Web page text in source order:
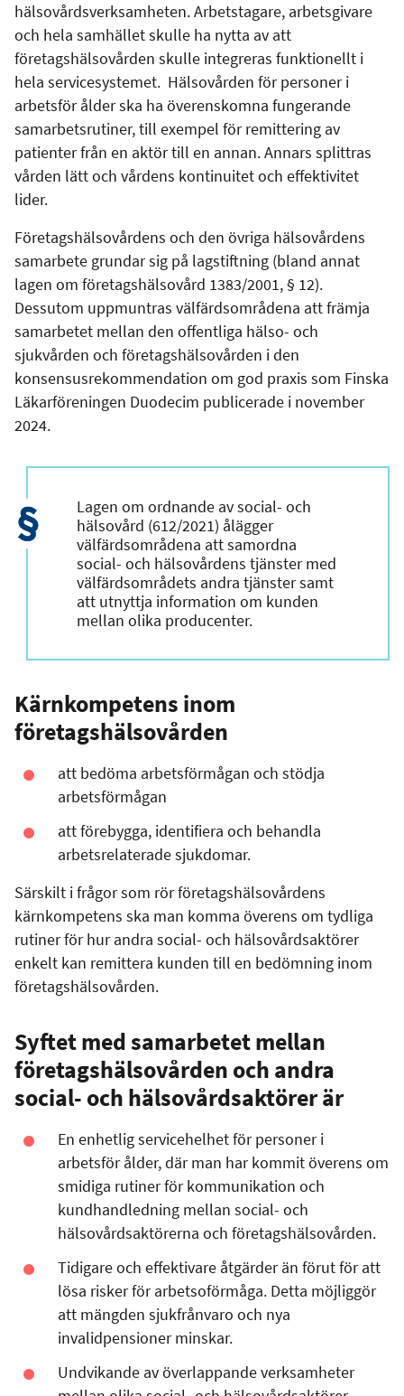
hälsovårdsverksamheten. Arbetstagare, arbetsgivare
och hela samhället skulle ha nytta av att
företagshälsovården skulle integreras funktionellt i
hela servicesystemet. Hälsovården för personer i
arbetsför ålder ska ha överenskomna fungerande
samarbetsrutiner, till exempel för remittering av
patienter från en aktör till en annan. Annars splittras
vården lätt och vårdens kontinuitet och effektivitet
lider.
Företagshälsovårdens och den övriga hälsovårdens
samarbete grundar sig på lagstiftning (bland annat
lagen om företagshälsovård 1383/2001, § 12).
Dessutom uppmuntras välfärdsområdena att främja
samarbetet mellan den offentliga hälso- och
sjukvården och företagshälsovården i den
konsensusrekommendation om god praxis som Finska
Läkarföreningen Duodecim publicerade i november
2024.
Lagen om ordnande av social- och
hälsovård (612/2021) ålägger
välfärdsområdena att samordna
social- och hälsovårdens tjänster med
välfärdsområdets andra tjänster samt
att utnyttja information om kunden
mellan olika producenter.
Kärnkompetens inom
företagshälsovården
att bedöma arbetsförmågan och stödja
arbetsförmågan
att förebygga, identifiera och behandla
arbetsrelaterade sjukdomar.
Särskilt i frågor som rör företagshälsovårdens
kärnkompetens ska man komma överens om tydliga
rutiner för hur andra social- och hälsovårdsaktörer
enkelt kan remittera kunden till en bedömning inom
företagshälsovården.
Syftet med samarbetet mellan
företagshälsovården och andra
social- och hälsovårdsaktörer är
En enhetlig servicehelhet för personer i
arbetsför ålder, där man har kommit överens om
smidiga rutiner för kommunikation och
kundhandledning mellan social- och
hälsovårdsaktörerna och företagshälsovården.
Tidigare och effektivare åtgärder än förut för att
lösa risker för arbetsoförmåga. Detta möjliggör
att mängden sjukfrånvaro och nya
invalidpensioner minskar.
Undvikande av överlappande verksamheter